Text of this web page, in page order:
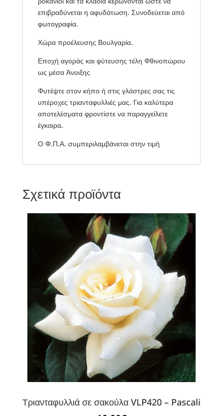
επιβραδύνεται η αφυδάτωση. Συνοδεύεται από
φωτογραφία.
Χώρα προέλευσης Βουλγαρία.
Εποχή αγοράς και φύτευσης τέλη Φθινοπώρου
ως μέσα Άνοιξης
Φυτέψτε στον κήπο ή στις γλάστρες σας τις
υπέροχες τριανταφυλλιές μας. Για καλύτερα
αποτελέσματα φροντίστε να παραγγείλετε
έγκαιρα.
Ο Φ.Π.Α. συμπεριλαμβάνεται στην τιμή
Σχετικά προϊόντα
Τριανταφυλλιά σε σακούλα VLP420 – Pascali